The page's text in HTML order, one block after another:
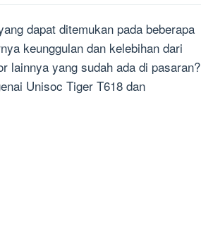
dapat ditemukan pada beberapa
keunggulan dan kelebihan dari
lainnya yang sudah ada di pasaran?
Unisoc Tiger T618 dan